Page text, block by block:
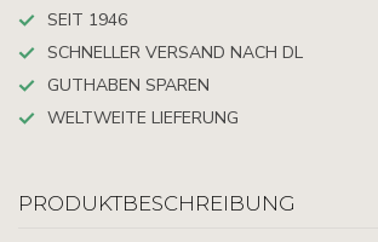
SEIT 1946
SCHNELLER VERSAND NACH DL
GUTHABEN SPAREN
WELTWEITE LIEFERUNG
PRODUKTBESCHREIBUNG